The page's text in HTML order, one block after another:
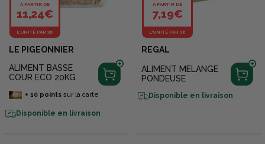
À PARTIR DE
11,24€
L'UNITÉ PAR 36
LE PIGEONNIER
ALIMENT BASSE
COUR ECO 20KG
+ 10pointssur la carte
Disponible en livraison
À PARTIR DE
7,19€
L'UNITÉ PAR 36
REGAL
ALIMENT MELANGE
PONDEUSE
Disponible en livraison